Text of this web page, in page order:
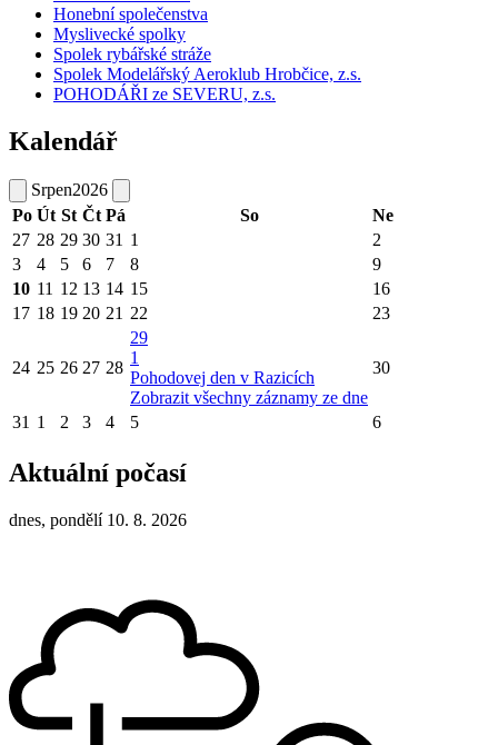
Honební společenstva
Myslivecké spolky
Spolek rybářské stráže
Spolek Modelářský Aeroklub Hrobčice, z.s.
POHODÁŘI ze SEVERU, z.s.
Kalendář
Srpen2026
Po Út St Čt Pá So
Ne
27 28 29 30 31 1
2
3
4 5 6 7 8
9
10 11 12 13 14 15
16
17 18 19 20 21 22 23
24 25 26 27 28
29
1
Pohodovej den v Razicích
Zobrazit všechny záznamy ze dne
30
31 1 2 3 4 5 6
Aktuální počasí
dnes, pondělí 10. 8. 2026